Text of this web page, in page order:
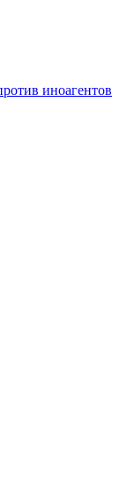
иноагентов